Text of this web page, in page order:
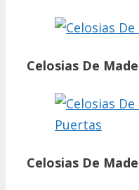
Celosias De
Celosias De